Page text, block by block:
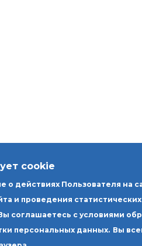
cookie
о действиях Пользователя на
и проведения
соглашаетесь с условиями
персональных данных. Вы